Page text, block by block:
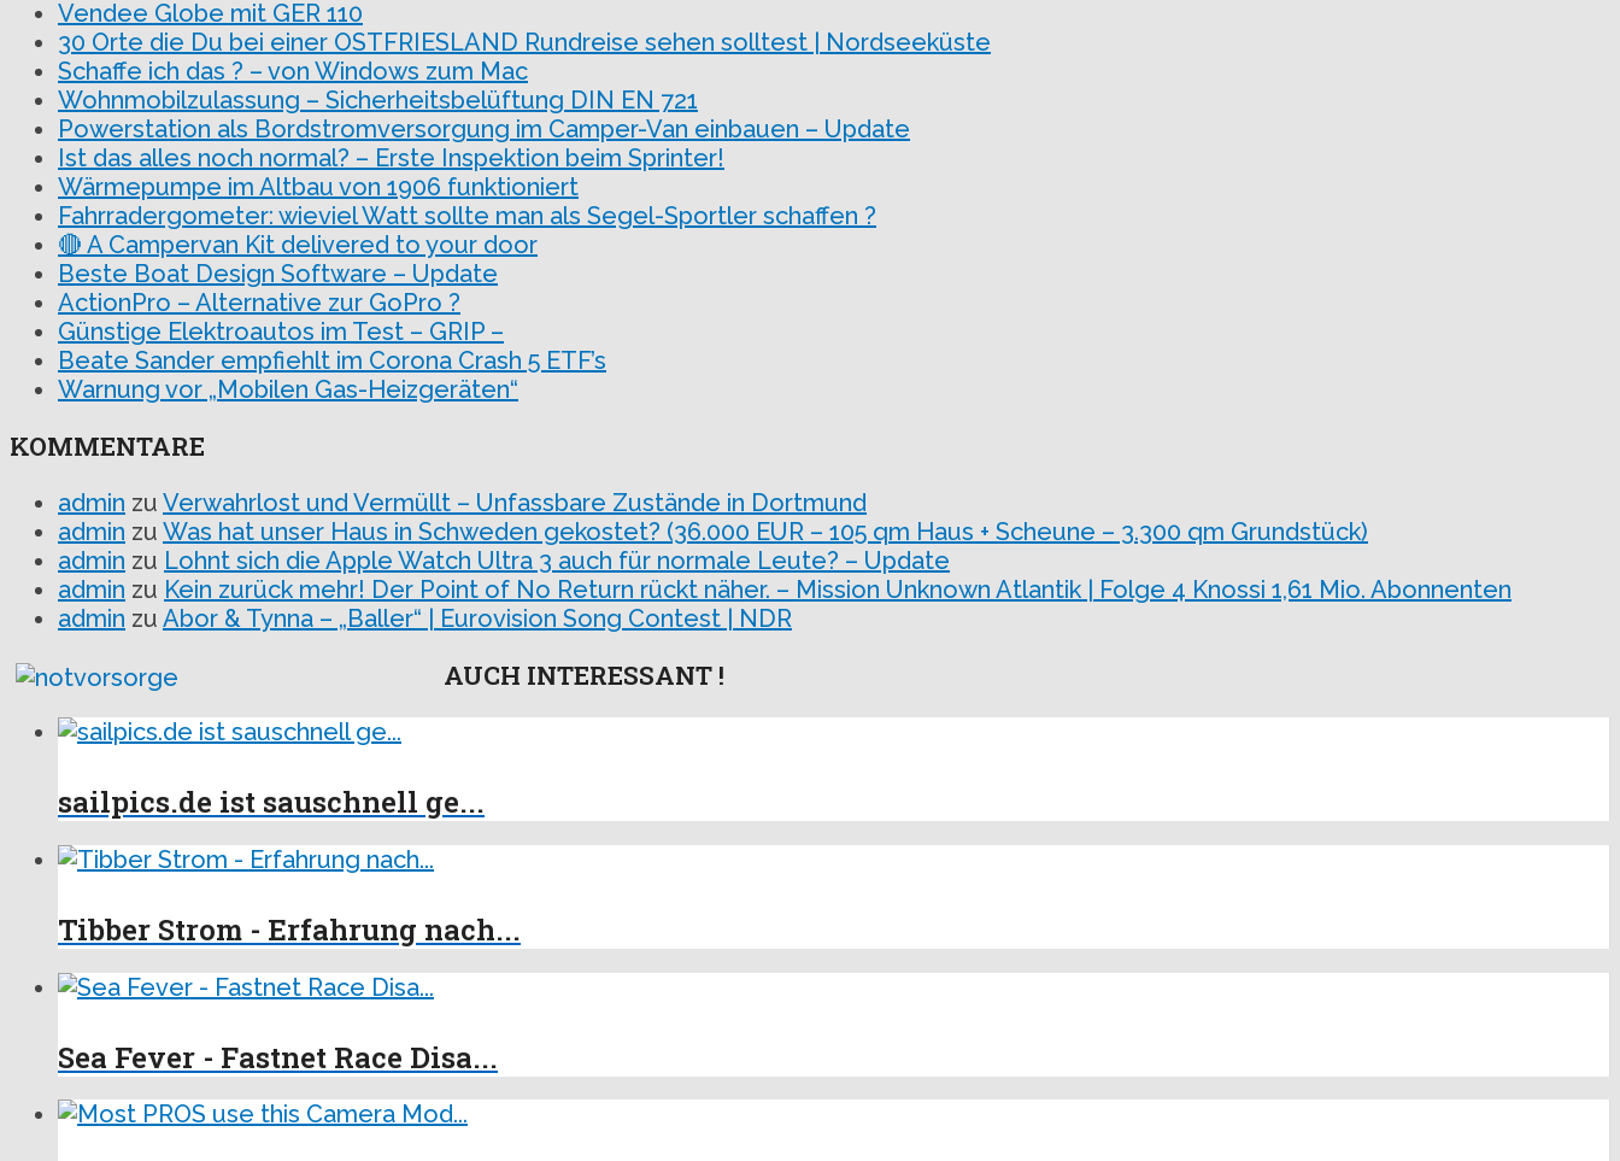
Vendee Globe mit GER 110
30 Orte die Du bei einer OSTFRIESLAND Rundreise sehen solltest | Nordseeküste
Schaffe ich das ? – von Windows zum Mac
Wohnmobilzulassung – Sicherheitsbelüftung DIN EN 721
Powerstation als Bordstromversorgung im Camper-Van einbauen – Update
Ist das alles noch normal? – Erste Inspektion beim Sprinter!
Wärmepumpe im Altbau von 1906 funktioniert
Fahrradergometer: wieviel Watt sollte man als Segel-Sportler schaffen ?
🔴 A Campervan Kit delivered to your door
Beste Boat Design Software – Update
ActionPro – Alternative zur GoPro ?
Günstige Elektroautos im Test – GRIP –
Beate Sander empfiehlt im Corona Crash 5 ETF’s
Warnung vor „Mobilen Gas-Heizgeräten“
KOMMENTARE
admin zu Verwahrlost und Vermüllt – Unfassbare Zustände in Dortmund
admin zu Was hat unser Haus in Schweden gekostet? (36.000 EUR – 105 qm Haus + Scheune – 3.300 qm Grundstück)
admin zu Lohnt sich die Apple Watch Ultra 3 auch für normale Leute? – Update
admin zu Kein zurück mehr! Der Point of No Return rückt näher. – Mission Unknown Atlantik | Folge 4 Knossi 1,61 Mio. Abonnenten
admin zu Abor & Tynna – „Baller“ | Eurovision Song Contest | NDR
AUCH INTERESSANT !
sailpics.de ist sauschnell ge...
Tibber Strom - Erfahrung nach...
Sea Fever - Fastnet Race Disa...